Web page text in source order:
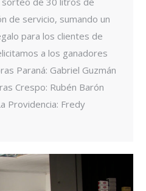
de servicio, sumando un
para los clientes de
a los ganadores
Paraná: Gabriel Guzmán
Crespo: Rubén Barón
Providencia: Fredy